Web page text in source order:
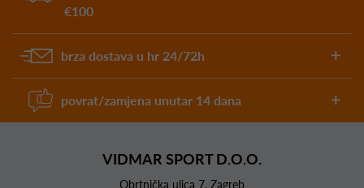
€100
brza dostava u hr 24/72h
povrat/zamjena unutar 14 dana
VIDMAR SPORT D.O.O.
Obrtnička ulica 7, Zagreb